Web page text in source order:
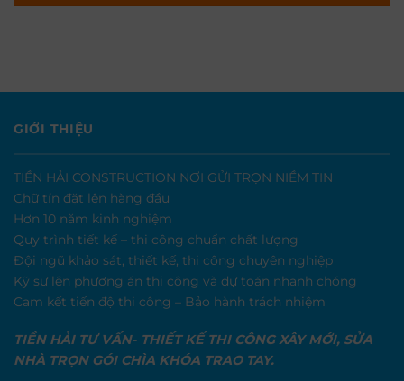
GIỚI THIỆU
TIỀN HẢI CONSTRUCTION NƠI GỬI TRỌN NIỀM TIN
Chữ tín đặt lên hàng đầu
Hơn 10 năm kinh nghiệm
Quy trình tiết kế – thi công chuẩn chất lượng
Đội ngũ khảo sát, thiết kế, thi công chuyên nghiệp
Kỹ sư lên phương án thi công và dự toán nhanh chóng
Cam kết tiến độ thi công – Bảo hành trách nhiệm
TIỀN HẢI TƯ VẤN- THIẾT KẾ THI CÔNG XÂY MỚI, SỬA
NHÀ TRỌN GÓI CHÌA KHÓA TRAO TAY.